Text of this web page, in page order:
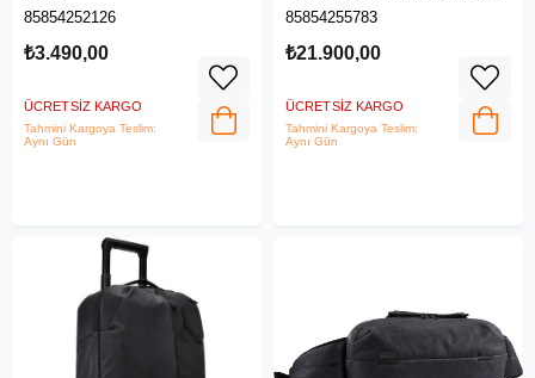
85854252126
₺3.490,00
ÜCRETSIZ KARGO
Tahmini Kargoya Teslim:
Aynı Gün
Valiz 35L, Vetiver Gray
85854255783
₺21.900,00
ÜCRETSIZ KARGO
Tahmini Kargoya Teslim:
Aynı Gün